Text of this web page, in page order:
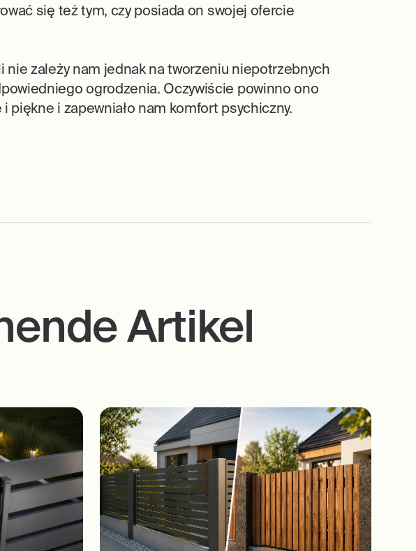
się też tym, czy posiada on swojej ofercie
nie zależy nam jednak na tworzeniu niepotrzebnych
ogrodzenia. Oczywiście powinno ono
piękne i zapewniało nam komfort psychiczny.
Artikel